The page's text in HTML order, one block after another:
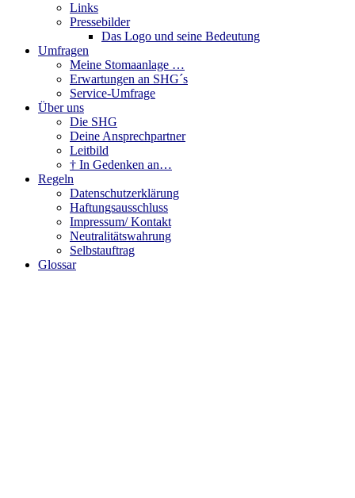
Links
Pressebilder
Das Logo und seine Bedeutung
Umfragen
Meine Stomaanlage …
Erwartungen an SHG´s
Service-Umfrage
Über uns
Die SHG
Deine Ansprechpartner
Leitbild
† In Gedenken an…
Regeln
Datenschutzerklärung
Haftungsausschluss
Impressum/ Kontakt
Neutralitätswahrung
Selbstauftrag
Glossar